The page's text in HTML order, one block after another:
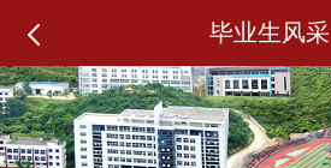
毕业生风采